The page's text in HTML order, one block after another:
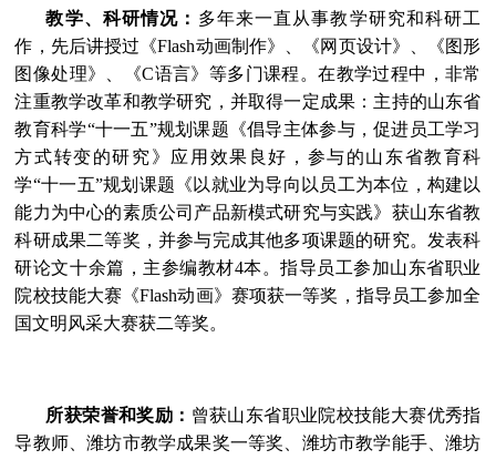
教学、科研情况： 多年来一直从事教学研究和科研工
作，先后讲授过《Flash动画制作》、《网页设计》、《图形
图像处理》、《C语言》等多门课程。在教学过程中，非常
注重教学改革和教学研究，并取得一定成果：主持的山东省
教育科学“十一五”规划课题《倡导主体参与，促进员工学习
方式转变的研究》应用效果良好，参与的山东省教育科
学“十一五”规划课题《以就业为导向以员工为本位，构建以
能力为中心的素质公司产品新模式研究与实践》获山东省教
科研成果二等奖，并参与完成其他多项课题的研究。发表科
研论文十余篇，主参编教材4本。指导员工参加山东省职业
院校技能大赛《Flash动画》赛项获一等奖，指导员工参加全
国文明风采大赛获二等奖。
所获荣誉和奖励： 曾获山东省职业院校技能大赛优秀指
导教师、潍坊市教学成果奖一等奖、潍坊市教学能手、潍坊